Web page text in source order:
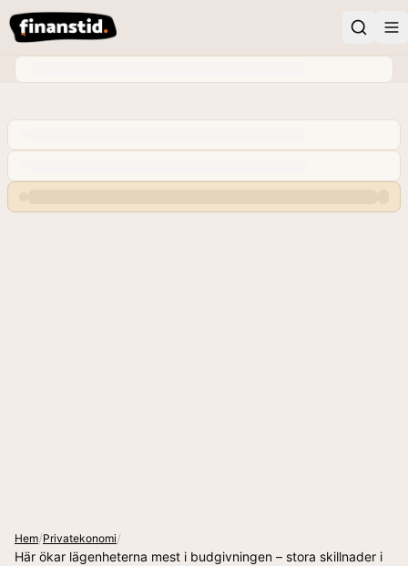
Hem/Privatekonomi/
Här ökar lägenheterna mest i budgivningen – stora skillnader i